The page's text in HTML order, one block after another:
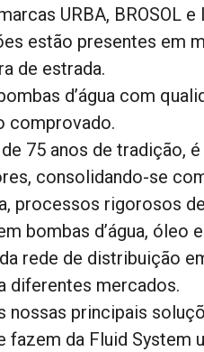
URBA, BROSOL
estão presentes em
de estrada.
d’água com
comprovado.
75 anos de
consolidando-se
processos rigorosos
bombas d’água,
rede de distribuição
diferentes mercados.
nossas principais
da Fluid System